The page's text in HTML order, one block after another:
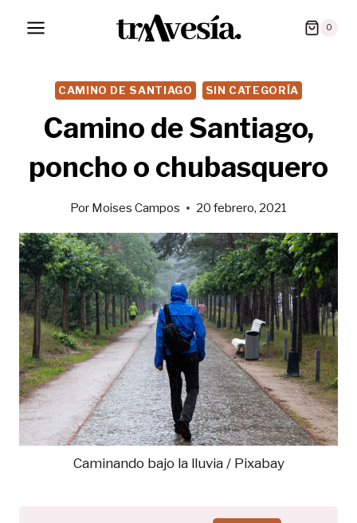
0
CAMINO DE SANTIAGO SIN CATEGORÍA
Camino de Santiago,
poncho o chubasquero
Por Moises Campos 20 febrero, 2021
Caminando bajo la lluvia / Pixabay